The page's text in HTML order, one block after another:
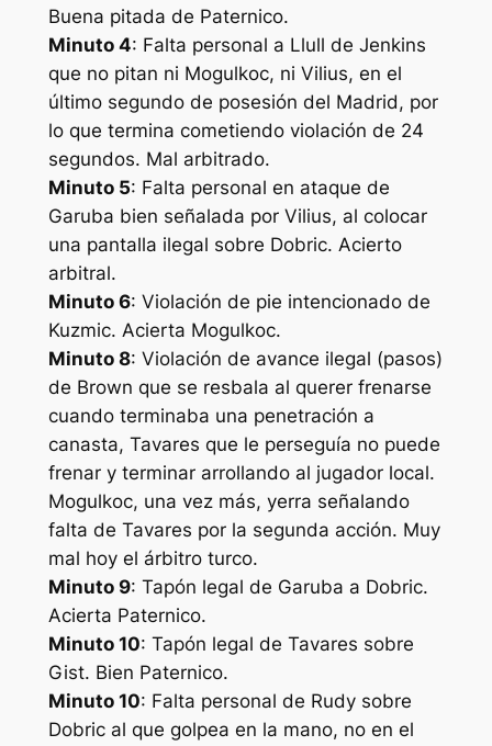
Buena pitada de Paternico.
Minuto 4: Falta personal a Llull de Jenkins
que no pitan ni Mogulkoc, ni Vilius, en el
último segundo de posesión del Madrid, por
lo que termina cometiendo violación de 24
segundos. Mal arbitrado.
Minuto 5: Falta personal en ataque de
Garuba bien señalada por Vilius, al colocar
una pantalla ilegal sobre Dobric. Acierto
arbitral.
Minuto 6: Violación de pie intencionado de
Kuzmic. Acierta Mogulkoc.
Minuto 8: Violación de avance ilegal (pasos)
de Brown que se resbala al querer frenarse
cuando terminaba una penetración a
canasta, Tavares que le perseguía no puede
frenar y terminar arrollando al jugador local.
Mogulkoc, una vez más, yerra señalando
falta de Tavares por la segunda acción. Muy
mal hoy el árbitro turco.
Minuto 9: Tapón legal de Garuba a Dobric.
Acierta Paternico.
Minuto 10: Tapón legal de Tavares sobre
Gist. Bien Paternico.
Minuto 10: Falta personal de Rudy sobre
Dobric al que golpea en la mano, no en el